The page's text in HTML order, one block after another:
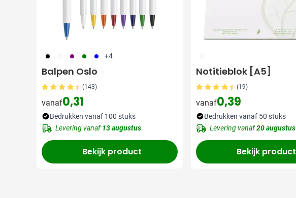
001 002 024 004 005 +4
Balpen Oslo
(143)
vanaf0,31
Bedrukken vanaf 100 stuks
Levering vanaf13 augustus
Bekijk product
002
Notitieblok [A5]
(19)
vanaf0,39
Bedrukken vanaf 50 stuks
Levering vanaf20 augustus
Bekijk product